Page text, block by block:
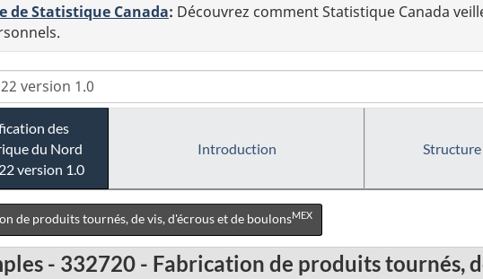
de Statistique Canada: Découvrez comment Statistique Canada
des
du Nord
version 1.0
Introduction
de produits tournés, de vis, d'écrous et de boulonsMEX
- 332720 - Fabrication de produits tournés,